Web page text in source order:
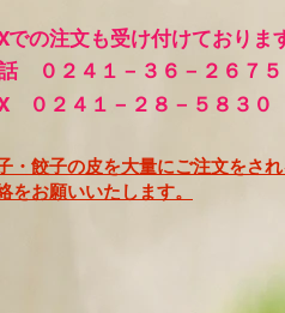
での注文も受け付けておりま
０２４１－３６－２６７５
０２４１－２８－５８３０
・餃子の皮を大量にご注文をさ
をお願いいたします。​